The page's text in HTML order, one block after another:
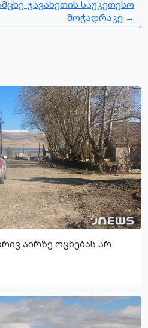
ჯავახეთის საუკეთესო
მოჭადრაკე →
აირზე ოცნებას არ